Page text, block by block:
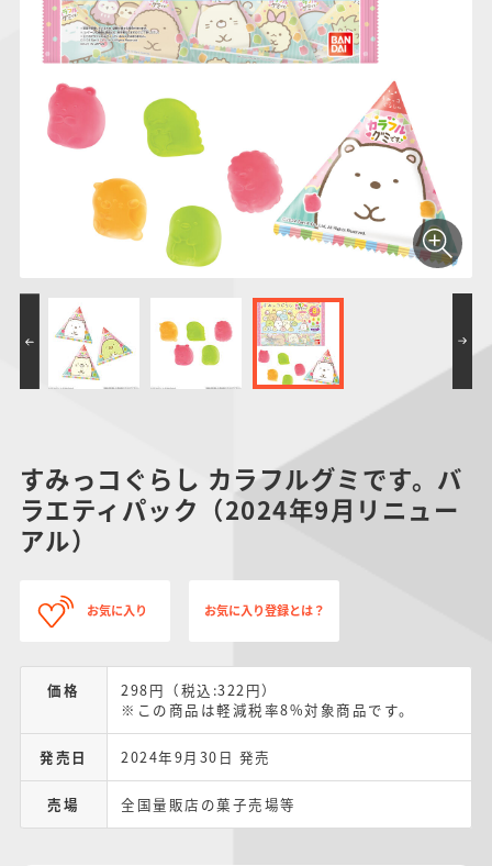
仮面ライダーシリー
PROJECT R.E.D.・
スーパー戦隊シリー
ズ
ガンダムシリーズ
ポケットモンスター
アンパンマン
サンリオキャラクタ
キャラパキ
つりグミ
にふぉるめーしょん
＆スクエアシール
SMPシリーズ
ポケモンスケールワ
ールド
すみっコぐらし カラフルグミです。バ
ラエティパック（2024年9月リニュー
アル）
お気に入り お気に入り登録とは？
価格
298円（税込:322円）
※この商品は軽減税率8%対象商品です。
発売日 2024年9月30日 発売
売場 全国量販店の菓子売場等